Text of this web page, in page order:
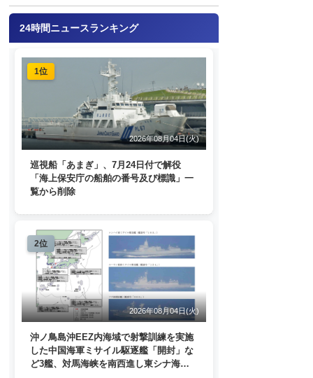
24時間ニュースランキング
1位
2026年08月04日(火)
巡視船「あまぎ」、7月24日付で解役
「海上保安庁の船舶の番号及び標識」一
覧から削除
2位
2026年08月04日(火)
沖ノ鳥島沖EEZ内海域で射撃訓練を実施
した中国海軍ミサイル駆逐艦「開封」な
ど3艦、対馬海峡を南西進し東シナ海